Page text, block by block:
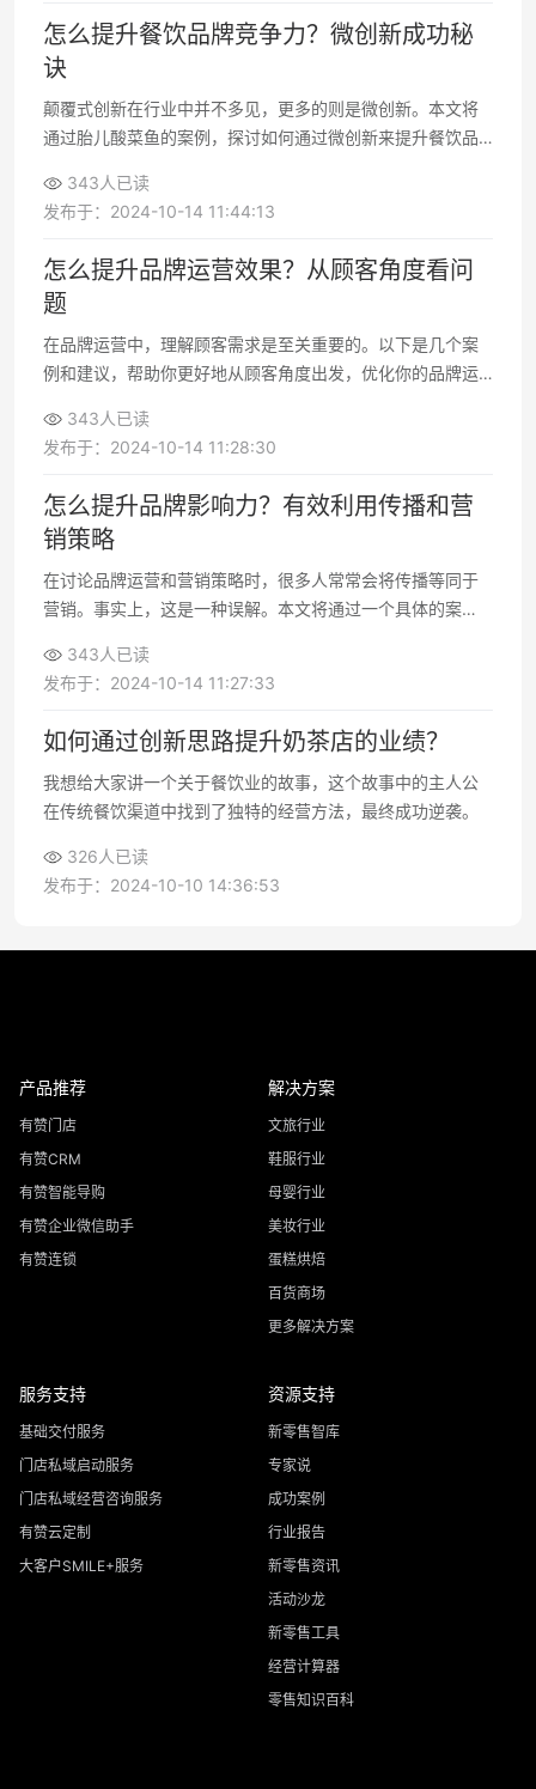
怎么提升餐饮品牌竞争力？微创新成功秘
诀
颠覆式创新在行业中并不多见，更多的则是微创新。本文将
通过胎儿酸菜鱼的案例，探讨如何通过微创新来提升餐饮品
343人已读
发布于：2024-10-14 11:44:13
怎么提升品牌运营效果？从顾客角度看问
题
在品牌运营中，理解顾客需求是至关重要的。以下是几个案
例和建议，帮助你更好地从顾客角度出发，优化你的品牌运
343人已读
发布于：2024-10-14 11:28:30
怎么提升品牌影响力？有效利用传播和营
销策略
在讨论品牌运营和营销策略时，很多人常常会将传播等同于
营销。事实上，这是一种误解。本文将通过一个具体的案
升品牌影响力。
343人已读
发布于：2024-10-14 11:27:33
如何通过创新思路提升奶茶店的业绩？
我想给大家讲一个关于餐饮业的故事，这个故事中的主人公
在传统餐饮渠道中找到了独特的经营方法，最终成功逆袭。
326人已读
发布于：2024-10-10 14:36:53
产品推荐
有赞门店
有赞CRM
有赞智能导购
有赞企业微信助手
有赞连锁
解决方案
文旅行业
鞋服行业
母婴行业
美妆行业
蛋糕烘焙
百货商场
更多解决方案
服务支持
基础交付服务
门店私域启动服务
门店私域经营咨询服务
有赞云定制
大客户SMILE+服务
资源支持
新零售智库
专家说
成功案例
行业报告
新零售资讯
活动沙龙
新零售工具
经营计算器
零售知识百科